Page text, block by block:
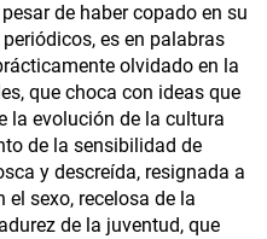
de haber copado en su
es en palabras
olvidado en la
que choca con ideas que
la evolución de la cultura
de la sensibilidad de
y descreída, resignada a
el sexo, recelosa de la
de la juventud, que